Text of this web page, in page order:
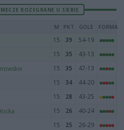
ROZEGRANE U SIEBIE
M PKT GOLE FORMA
15 39
54-19
15 35
43-13
15 35
47-13
15 34
44-20
15 28
43-25
15 26
40-24
15 25
26-29